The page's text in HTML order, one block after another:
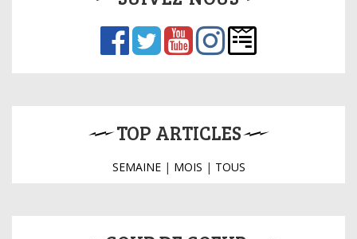
TOP ARTICLES
SEMAINE| MOIS | TOUS